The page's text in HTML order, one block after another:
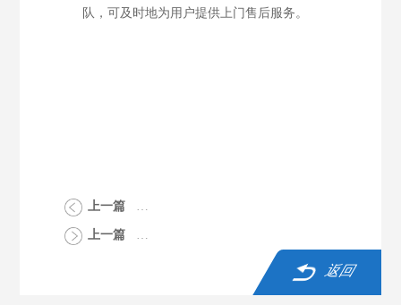
队，可及时地为用户提供上门售后服务。
上一篇 >为山西大同烟草提供1000KW柴油发电机组
上一篇 >为潇河新城酒店提供两台柴油发电机组
返回